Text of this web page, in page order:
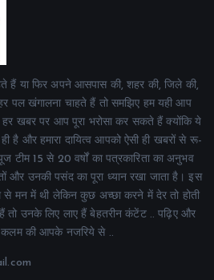
हैं या फिर अपने आसपास की, शहर की, जिले की,
पल खंगालना चाहते हैं तो समझिए हम यही आप
खबर पर आप पूरा भरोसा कर सकते हैं क्योंकि ये
है और हमारा दायित्व आपको ऐसी ही खबरों से रू-
टीम 15 से 20 वर्षों का पत्रकारिता का अनुभव
और उनकी पसंद का पूरा ध्यान रखा जाता है। इस
से मन में थी लेकिन कुछ अच्छा करने में देर तो होती
उनके लिए लाए हैं बेहतरीन कंटेंट .. पढ़िए और
कलम की आपके नजरिये से ..